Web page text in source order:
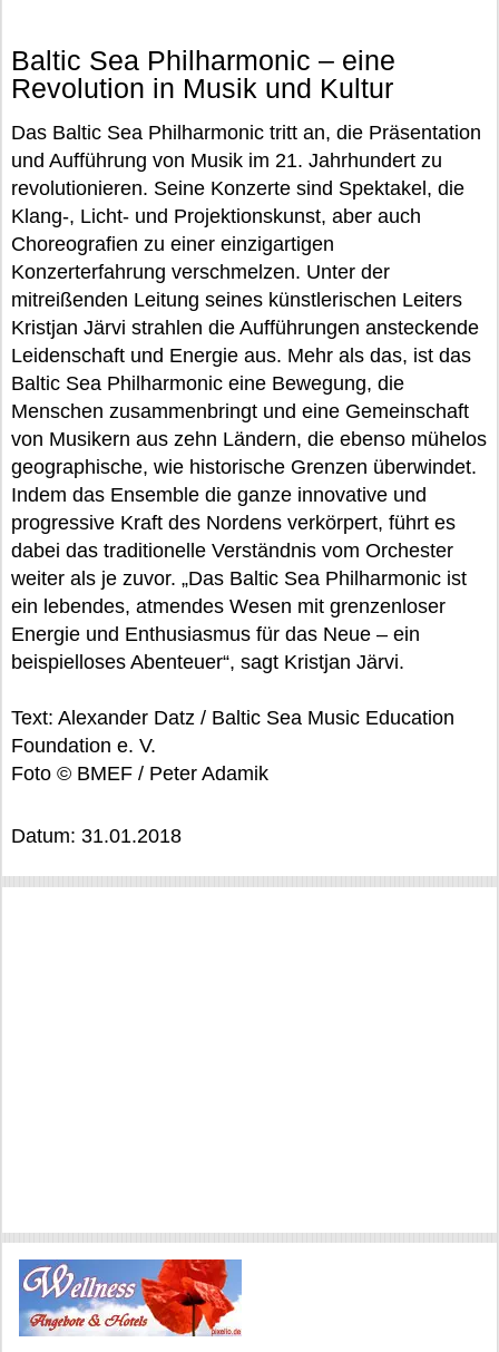
Baltic Sea Philharmonic – eine
Revolution in Musik und Kultur
Das Baltic Sea Philharmonic tritt an, die Präsentation
und Aufführung von Musik im 21. Jahrhundert zu
revolutionieren. Seine Konzerte sind Spektakel, die
Klang-, Licht- und Projektionskunst, aber auch
Choreografien zu einer einzigartigen
Konzerterfahrung verschmelzen. Unter der
mitreißenden Leitung seines künstlerischen Leiters
Kristjan Järvi strahlen die Aufführungen ansteckende
Leidenschaft und Energie aus. Mehr als das, ist das
Baltic Sea Philharmonic eine Bewegung, die
Menschen zusammenbringt und eine Gemeinschaft
von Musikern aus zehn Ländern, die ebenso mühelos
geographische, wie historische Grenzen überwindet.
Indem das Ensemble die ganze innovative und
progressive Kraft des Nordens verkörpert, führt es
dabei das traditionelle Verständnis vom Orchester
weiter als je zuvor. „Das Baltic Sea Philharmonic ist
ein lebendes, atmendes Wesen mit grenzenloser
Energie und Enthusiasmus für das Neue – ein
beispielloses Abenteuer“, sagt Kristjan Järvi.
Text: Alexander Datz / Baltic Sea Music Education
Foundation e. V.
Foto © BMEF / Peter Adamik
Datum: 31.01.2018